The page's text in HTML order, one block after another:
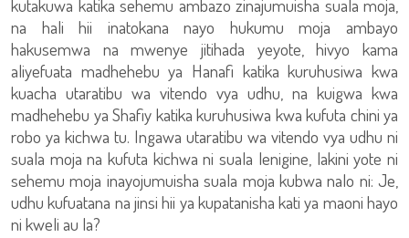
kutakuwa katika sehemu ambazo zinajumuisha suala moja,
na hali hii inatokana nayo hukumu moja ambayo
hakusemwa na mwenye jitihada yeyote, hivyo kama
aliyefuata madhehebu ya Hanafi katika kuruhusiwa kwa
kuacha utaratibu wa vitendo vya udhu, na kuigwa kwa
madhehebu ya Shafiy katika kuruhusiwa kwa kufuta chini ya
robo ya kichwa tu. Ingawa utaratibu wa vitendo vya udhu ni
suala moja na kufuta kichwa ni suala lenigine, lakini yote ni
sehemu moja inayojumuisha suala moja kubwa nalo ni: Je,
udhu kufuatana na jinsi hii ya kupatanisha kati ya maoni hayo
ni kweli au la?